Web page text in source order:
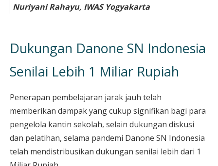
Nuriyani Rahayu, IWAS Yogyakarta
Dukungan Danone SN Indonesia
Senilai Lebih 1 Miliar Rupiah
Penerapan pembelajaran jarak jauh telah
memberikan dampak yang cukup signifikan bagi para
pengelola kantin sekolah, selain dukungan diskusi
dan pelatihan, selama pandemi Danone SN Indonesia
telah mendistribusikan dukungan senilai lebih dari 1